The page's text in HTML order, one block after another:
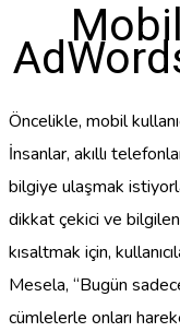
Öncelikle, mobil
İnsanlar, akıllı
bilgiye ulaşmak
dikkat çekici ve
kısaltmak için,
Mesela, “Bugün
cümlelerle onları